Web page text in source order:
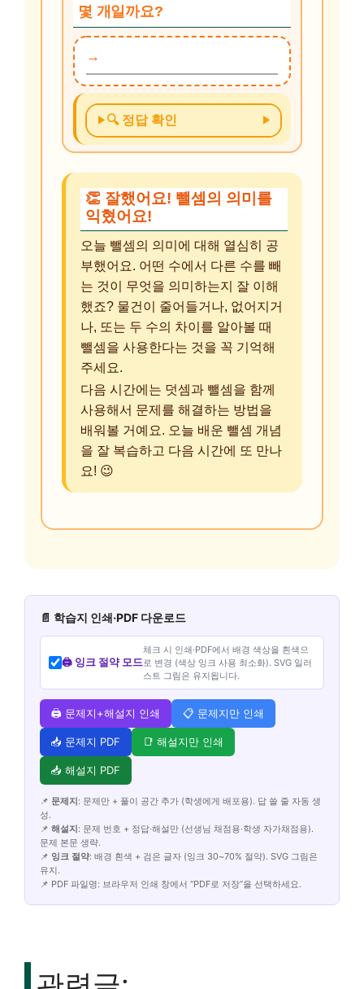
몇 개일까요?
🔍 정답 확인
👏 잘했어요! 뺄셈의 의미를
익혔어요!
오늘 뺄셈의 의미에 대해 열심히 공
부했어요. 어떤 수에서 다른 수를 빼
는 것이 무엇을 의미하는지 잘 이해
했죠? 물건이 줄어들거나, 없어지거
나, 또는 두 수의 차이를 알아볼 때
뺄셈을 사용한다는 것을 꼭 기억해
주세요.
다음 시간에는 덧셈과 뺄셈을 함께
사용해서 문제를 해결하는 방법을
배워볼 거예요. 오늘 배운 뺄셈 개념
을 잘 복습하고 다음 시간에 또 만나
요! 😉
📄 학습지 인쇄·PDF 다운로드
🖨️ 잉크 절약 모드
체크 시 인쇄·PDF에서 배경 색상을 흰색으
로 변경 (색상 잉크 사용 최소화). SVG 일러
스트 그림은 유지됩니다.
🖨️ 문제지+해설지 인쇄 📋 문제지만 인쇄
📥 문제지 PDF 📑 해설지만 인쇄
📥 해설지 PDF
📌 문제지: 문제만 + 풀이 공간 추가 (학생에게 배포용). 답 쓸 줄 자동 생
성.
📌 해설지: 문제 번호 + 정답·해설만 (선생님 채점용·학생 자가채점용).
문제 본문 생략.
📌 잉크 절약: 배경 흰색 + 검은 글자 (잉크 30~70% 절약). SVG 그림은
유지.
📌 PDF 파일명: 브라우저 인쇄 창에서 “PDF로 저장”을 선택하세요.